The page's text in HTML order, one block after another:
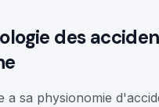
des
a sa physionomie